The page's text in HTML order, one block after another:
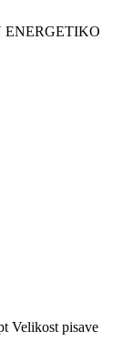
Velikost pisave